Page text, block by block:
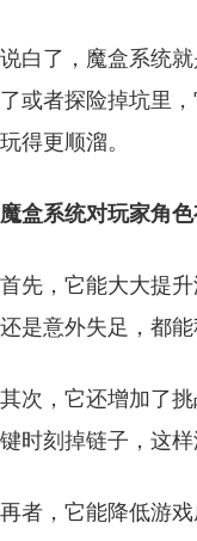
说白了，魔盒系统
了或者探险掉坑里
玩得更顺溜。
魔盒系统对玩家角色
首先，它能大大提
还是意外失足，都
其次，它还增加了
键时刻掉链子，这
再者，它能降低游